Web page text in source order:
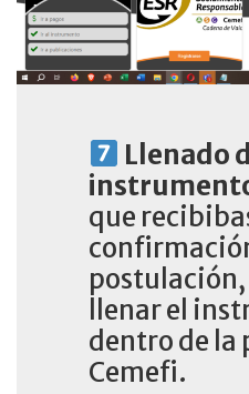
Llenado
que
llenar el
dentro de
Cemefi.